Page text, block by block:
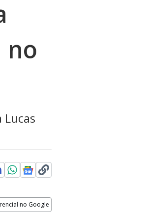
no
no Google